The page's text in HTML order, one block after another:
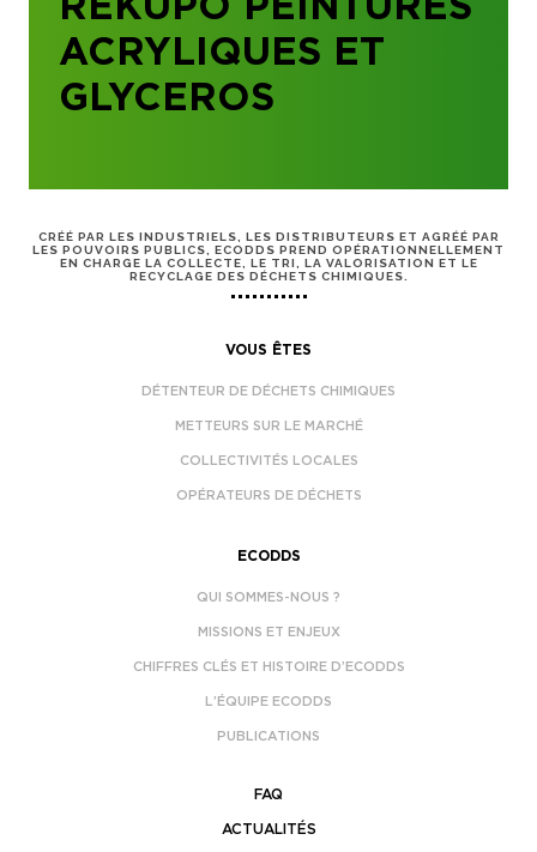
REKUPO PEINTURES
ACRYLIQUES ET
GLYCEROS
CRÉÉ PAR LES INDUSTRIELS, LES DISTRIBUTEURS ET AGRÉÉ PAR
LES POUVOIRS PUBLICS, ECODDS PREND OPÉRATIONNELLEMENT
EN CHARGE LA COLLECTE, LE TRI, LA VALORISATION ET LE
RECYCLAGE DES DÉCHETS CHIMIQUES.
VOUS ÊTES
DÉTENTEUR DE DÉCHETS CHIMIQUES
METTEURS SUR LE MARCHÉ
COLLECTIVITÉS LOCALES
OPÉRATEURS DE DÉCHETS
ECODDS
QUI SOMMES-NOUS ?
MISSIONS ET ENJEUX
CHIFFRES CLÉS ET HISTOIRE D’ECODDS
L’ÉQUIPE ECODDS
PUBLICATIONS
FAQ
ACTUALITÉS